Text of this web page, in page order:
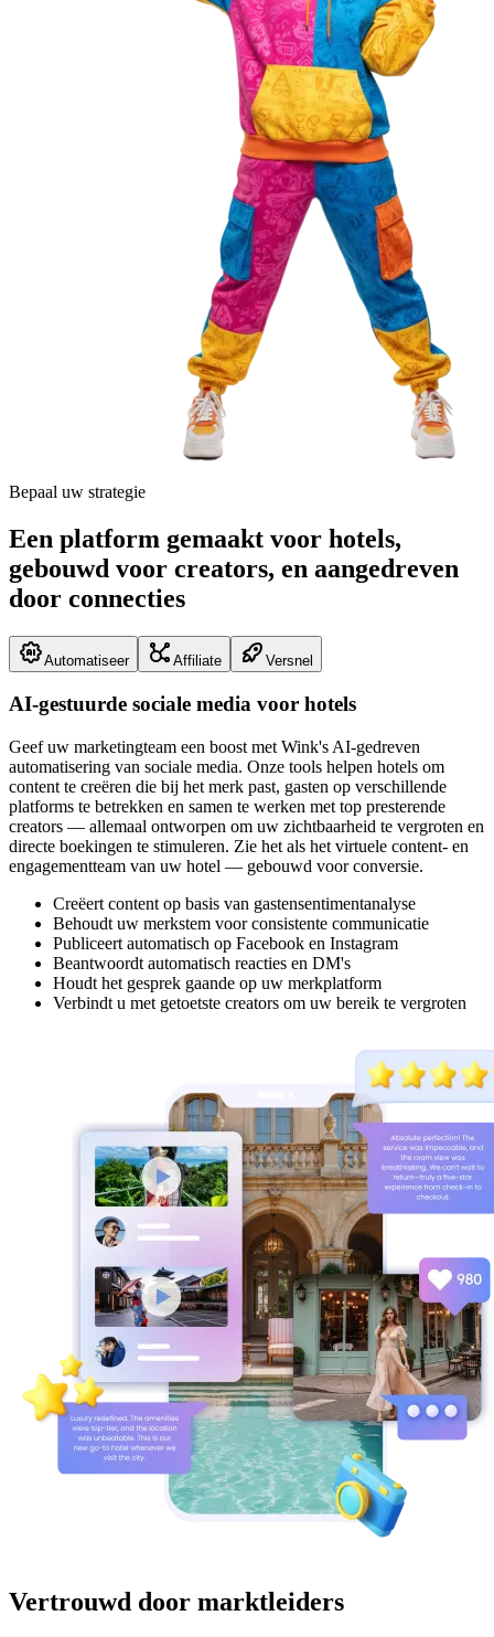
Bepaal uw strategie
Een platform gemaakt voor hotels,
gebouwd voor creators, en aangedreven
door connecties
Automatiseer Affiliate Versnel
AI-gestuurde sociale media voor hotels
Geef uw marketingteam een boost met Wink's AI-gedreven
automatisering van sociale media. Onze tools helpen hotels om
content te creëren die bij het merk past, gasten op verschillende
platforms te betrekken en samen te werken met top presterende
creators — allemaal ontworpen om uw zichtbaarheid te vergroten en
directe boekingen te stimuleren. Zie het als het virtuele content- en
engagementteam van uw hotel — gebouwd voor conversie.
Creëert content op basis van gastensentimentanalyse
Behoudt uw merkstem voor consistente communicatie
Publiceert automatisch op Facebook en Instagram
Beantwoordt automatisch reacties en DM's
Houdt het gesprek gaande op uw merkplatform
Verbindt u met getoetste creators om uw bereik te vergroten
Vertrouwd door marktleiders